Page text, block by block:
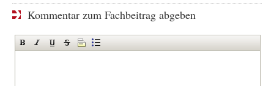
Kommentar zum Fachbeitrag abgeben